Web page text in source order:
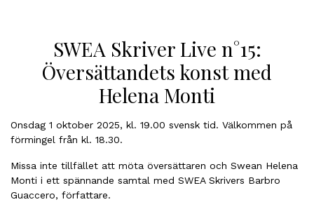
SWEA Skriver Live n°15:
Översättandets konst med
Helena Monti
Onsdag 1 oktober 2025, kl. 19.00 svensk tid. Välkommen på
förmingel från kl. 18.30.
Missa inte tillfället att möta översättaren och Swean Helena
Monti i ett spännande samtal med SWEA Skrivers Barbro
Guaccero, författare.